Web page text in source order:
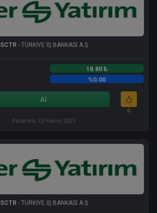
ISCTR - TÜRKİYE İŞ BANKASI A.Ş.
18.80 ₺
%0.00
Al
0
Pazartesi, 03 Kasım 2025
ISCTR - TÜRKİYE İŞ BANKASI A.Ş.